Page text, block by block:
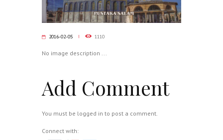
2016-02-05 1110
No image description ...
Add Comment
You must be logged in to post a comment.
Connect with: